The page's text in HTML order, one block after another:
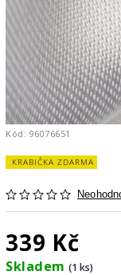
Kód: 96076651
KRABIČKA ZDARMA
339 Kč
Skladem (1 ks)